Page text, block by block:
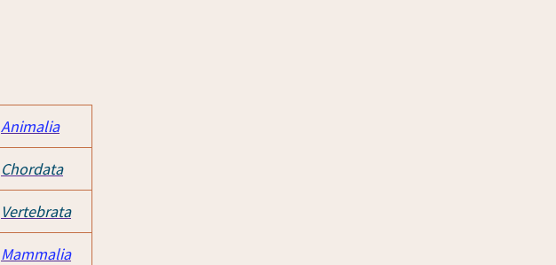
Animalia
Chordata
Vertebrata
Mammalia